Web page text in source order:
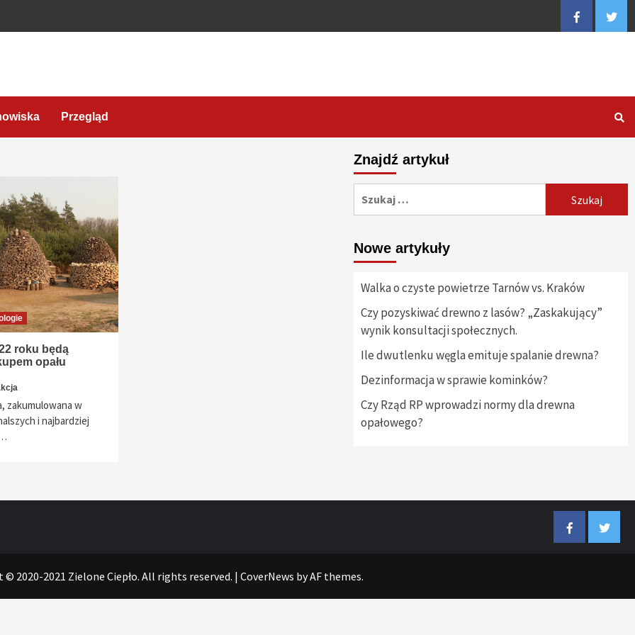
Facebook
Przegląd
roku będą
opału
zakumulowana w
i najbardziej
Znajdź artykuł
Nowe artykuły
Walka o czyste powietrze Tarnów vs. Kraków
Czy pozyskiwać drewno z lasów? „Zaskakujący”
wynik konsultacji społecznych.
Ile dwutlenku węgla emituje spalanie drewna?
Dezinformacja w sprawie kominków?
Czy Rząd RP wprowadzi normy dla drewna
opałowego?
FacebookTwitter
2020-2021 Zielone Ciepło. All rights reserved. | CoverNews by AF themes.